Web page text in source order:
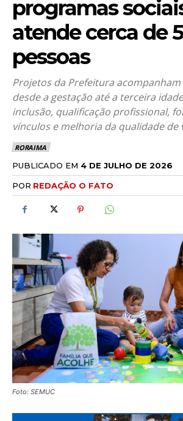
programas
atende cerca de
pessoas
Projetos da Prefeitura
desde a gestação até a terceira
inclusão, qualificação profissional,
vínculos e melhoria da qualidade de
RORAIMA
PUBLICADO EM 4 DE JULHO DE 2026
POR REDAÇÃO O FATO
Foto: SEMUC